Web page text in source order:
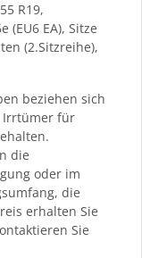
R19,
(EU6 EA), Sitze
(2.Sitzreihe),
beziehen sich
Irrtümer für
die
oder im
die
erhalten Sie
Sie